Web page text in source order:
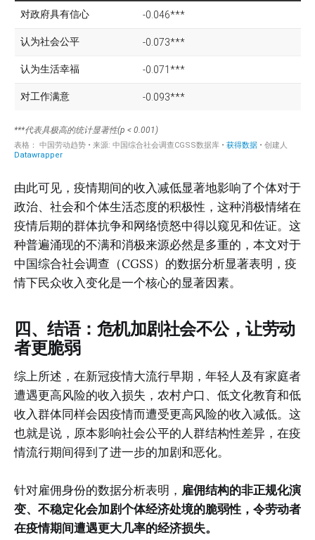
由此可见，疫情期间的收入减低显著地影响了个体对于
政治、社会和个体生活态度的积极性，这种消极情绪在
疫情后期的群体抗争和网络愤怒中得以窥见和佐证。这
种普遍涌现的不满和消极来源必然是多重的，本文对于
中国综合社会调查（CGSS）的数据分析显著表明，疫
情下民众收入变化是一个核心的显著因素。
四、结语：危机加剧社会不公，让劳动
者更脆弱
综上所述，在新冠疫情大流行早期，年轻人及有家庭者
遭遇更高风险的收入损失，农村户口、低文化教育和低
收入群体同样会因疫情而遭受更高风险的收入减低。这
也就是说，原本影响社会公平的人群结构性差异，在疫
情流行期间得到了进一步的加剧和恶化。
针对雇佣身份的数据分析表明， 雇佣结构的非正规化演
变、不稳定化会加剧个体经济处境的脆弱性，令劳动者
在疫情期间遭遇更大几率的经济损失。